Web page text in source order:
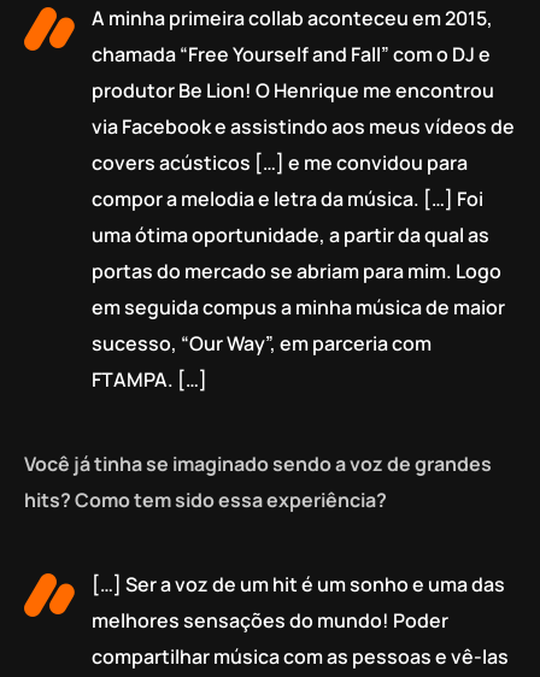
A minha primeira collab aconteceu em 2015,
chamada “Free Yourself and Fall” com o DJ e
produtor Be Lion! O Henrique me encontrou
via Facebook e assistindo aos meus vídeos de
covers acústicos […] e me convidou para
compor a melodia e letra da música. […] Foi
uma ótima oportunidade, a partir da qual as
portas do mercado se abriam para mim. Logo
em seguida compus a minha música de maior
sucesso, “Our Way”, em parceria com
FTAMPA. […]
Você já tinha se imaginado sendo a voz de grandes
hits? Como tem sido essa experiência?
[…] Ser a voz de um hit é um sonho e uma das
melhores sensações do mundo! Poder
compartilhar música com as pessoas e vê-las